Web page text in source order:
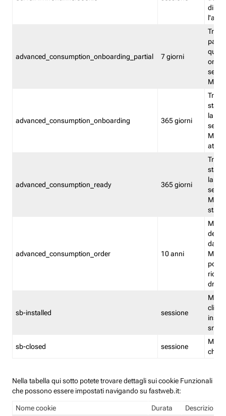
advanced_consumption_onboarding_partial 7 giorni
advanced_consumption_onboarding 365 giorni
stata
la
advanced_consumption_ready 365 giorni
stata
la
stato
advanced_consumption_order 10 anni
delle
sb-installed sessione
sb-closed sessione
Nella tabella qui sotto potete trovare dettagli sui cookie Funzionali
che possono essere impostati navigando su fastweb.it:
Nome cookie Durata Descrizione